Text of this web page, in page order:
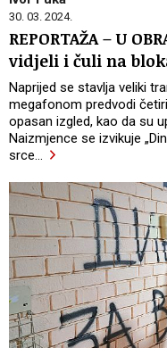
30. 03. 2024.
REPORTAŽA – U
vidjeli i čuli na
Naprijed se stavlja veliki
megafonom predvodi
opasan izgled, kao da su
Naizmjence se izvikuje
srce…